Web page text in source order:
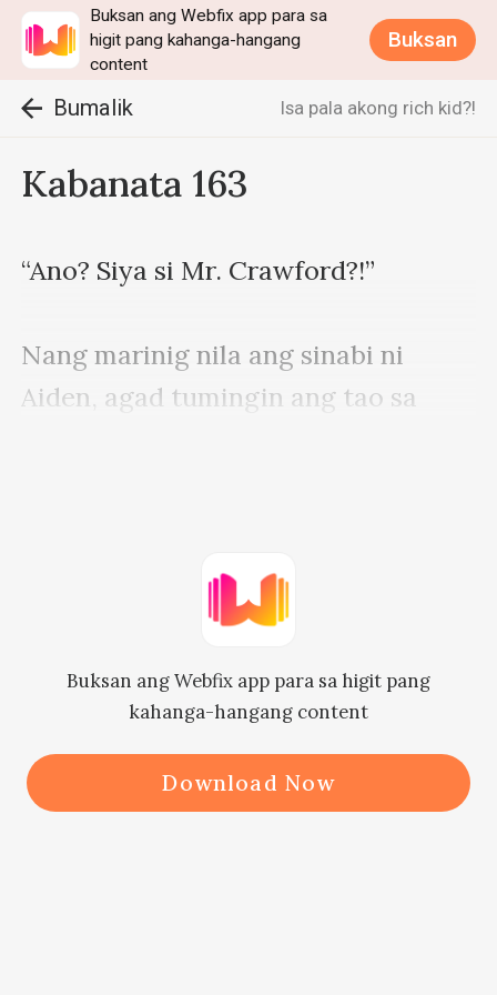
Buksan ang Webfix app para sa
higit pang kahanga-hangang
content
Buksan
Bumalik Isa pala akong rich kid?!
Kabanata 163
“Ano? Siya si Mr. Crawford?!”
Nang marinig nila ang sinabi ni
Aiden, agad tumingin ang tao sa
Nanlaki ang mga mata ni Dickson at
napanganga si Amber dahil hindi sila
“Uy pre, ikaw ba ang aking
godbrother na si Gerald Crawford?”
Tanong ni Yoel habang nag-aalala.
Buksan ang Webfix app para sa higit pang
kahanga-hangang content
Download Now